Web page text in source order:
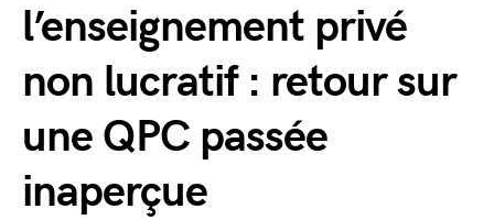
l’enseignement privé
non lucratif : retour sur
une QPC passée
inaperçue